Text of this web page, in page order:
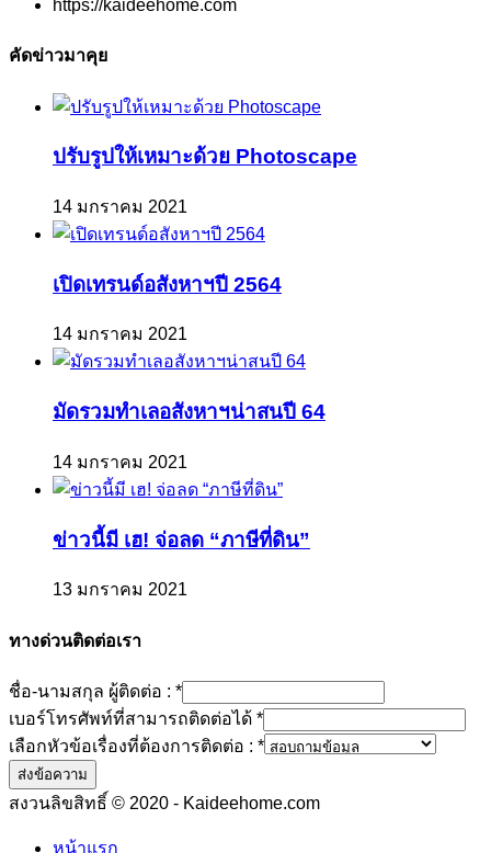
https://kaideehome.com
คัดข่าวมาคุย
ปรับรูปให้เหมาะด้วย Photoscape
14 มกราคม 2021
เปิดเทรนด์อสังหาฯปี 2564
14 มกราคม 2021
มัดรวมทำเลอสังหาฯน่าสนปี 64
14 มกราคม 2021
ข่าวนี้มี เฮ! จ่อลด “ภาษีที่ดิน”
13 มกราคม 2021
ทางด่วนติดต่อเรา
ชื่อ-นามสกุล ผู้ติดต่อ : *
เบอร์โทรศัพท์ที่สามารถติดต่อได้ *
เลือกหัวข้อเรื่องที่ต้องการติดต่อ : *
ส่งข้อความ
สงวนลิขสิทธิ์ © 2020 - Kaideehome.com
หน้าแรก